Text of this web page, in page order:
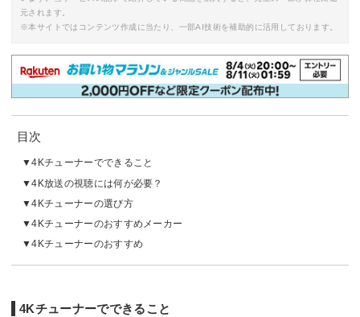
元されます。
※本サイトではコンテンツ作成に当たり、一部AI技術を補助的に活用しております。
目次
4Kチューナーでできること
4K放送の視聴には何が必要？
4Kチューナーの選び方
4Kチューナーのおすすめメーカー
4Kチューナーのおすすめ
4Kチューナーでできること